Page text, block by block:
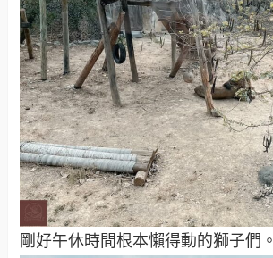
剛好午休時間根本懶得動的獅子們。